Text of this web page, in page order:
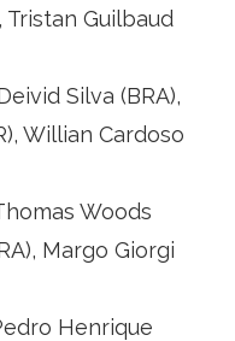
Tristan Guilbaud
Silva (BRA),
Willian Cardoso
Woods
Margo Giorgi
Henrique